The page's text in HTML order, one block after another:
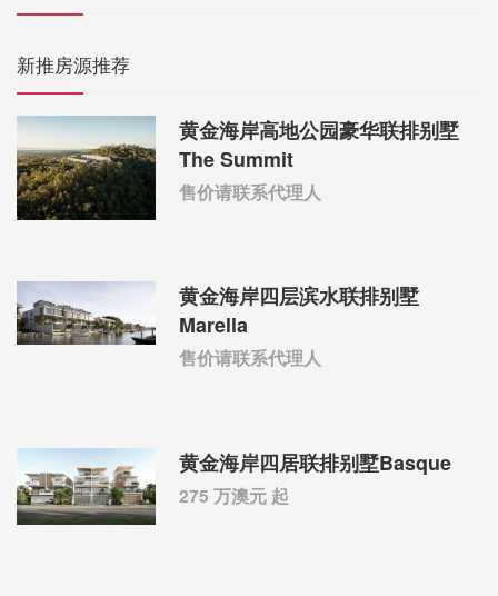
新推房源推荐
黄金海岸高地公园豪华联排别墅
The Summit
售价请联系代理人
黄金海岸四层滨水联排别墅
Marella
售价请联系代理人
黄金海岸四居联排别墅Basque
275 万澳元 起